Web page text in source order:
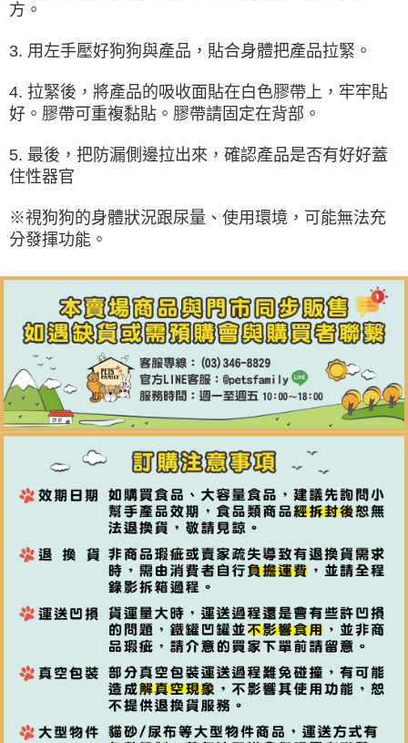
方。
3. 用左手壓好狗狗與產品，貼合身體把產品拉緊。
4. 拉緊後，將產品的吸收面貼在白色膠帶上，牢牢貼
好。膠帶可重複黏貼。膠帶請固定在背部。
5. 最後，把防漏側邊拉出來，確認產品是否有好好蓋
住性器官
※視狗狗的身體狀況跟尿量、使用環境，可能無法充
分發揮功能。